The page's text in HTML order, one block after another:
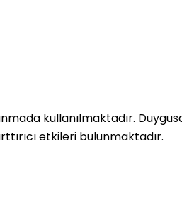
kullanılmaktadır.
etkileri bulunmaktadır.